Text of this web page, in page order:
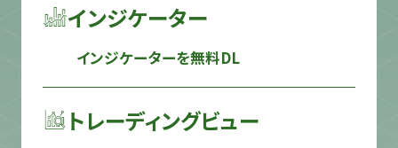
インジケーター
インジケーターを無料DL
トレーディングビュー